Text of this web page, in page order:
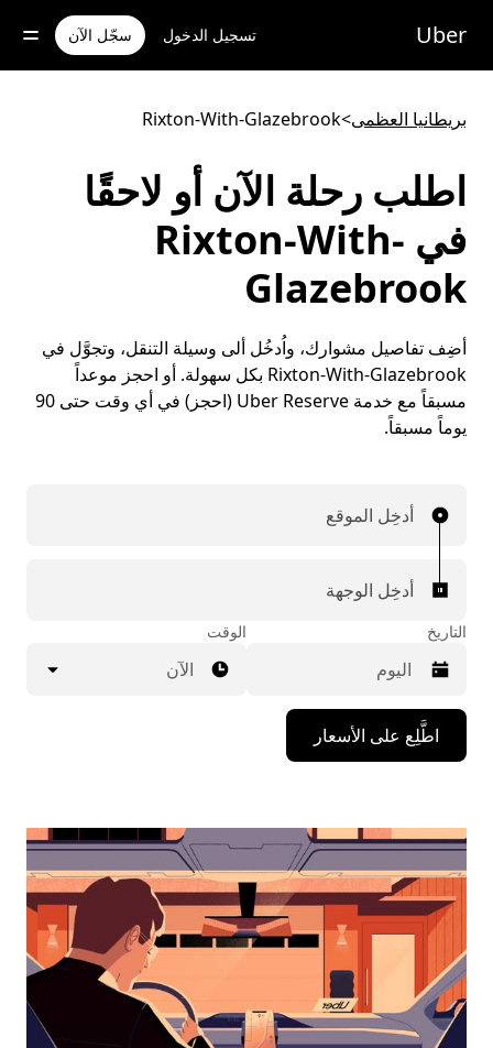
للوصول
المحتوى
Uber تسجيل الدخول سجّل الآن
بريطانيا العظمى>
Rixton-With-Glazebrook
اطلب رحلة الآن أو لاحقًا
في Rixton-With-
Glazebrook
أضِف تفاصيل مشوارك، واُدخُل ألى وسيلة التنقل، وتجوَّل في
Rixton-With-Glazebrook بكل سهولة. أو احجز موعداً
مسبقاً مع خدمة Uber Reserve (احجز) في أي وقت حتى 90
يوماً مسبقاً.
أدخِل الموقع
أدخِل الوجهة
التاريخ
اضغط
على
مفتاح
للأسفل
لاستخدام
التقويم
التاريخ.
اضغط
على
زر
الخروج
لإغلاق
التقويم.
الوقت
الآن
اطَّلِع على الأسعار